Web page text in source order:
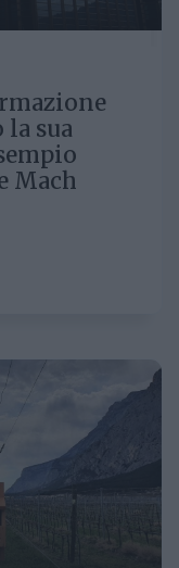
sua
Mach